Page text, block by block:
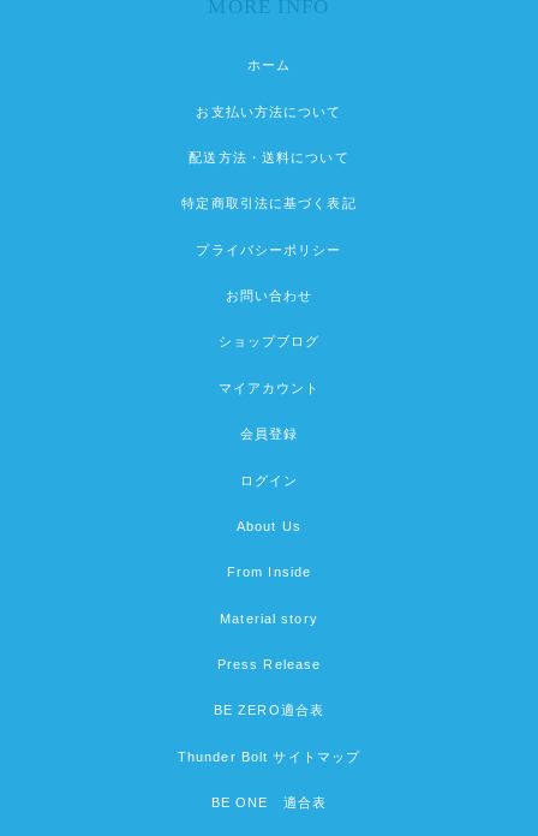
MORE INFO
ホーム
お支払い方法について
配送方法・送料について
特定商取引法に基づく表記
プライバシーポリシー
お問い合わせ
ショップブログ
マイアカウント
会員登録
ログイン
About Us
From Inside
Material story
Press Release
BE ZERO適合表
Thunder Bolt サイトマップ
BE ONE 適合表